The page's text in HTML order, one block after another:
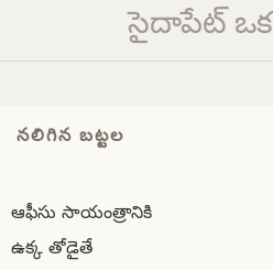
About authorసైదాపేట్ ఒక
నలిగిన బట్టల
ఆఫీసు సాయంత్రానికి
ఉక్క తోడైతే